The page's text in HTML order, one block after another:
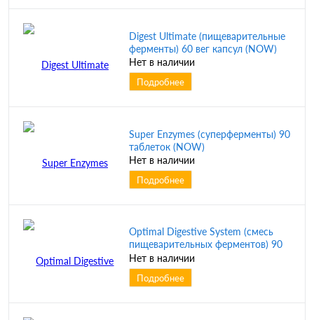
Digest Ultimate (пищеварительные
ферменты) 60 вег капсул (NOW)
Нет в наличии
Подробнее
Super Enzymes (суперферменты) 90
таблеток (NOW)
Нет в наличии
Подробнее
Optimal Digestive System (смесь
пищеварительных ферментов) 90
вег капсул (NOW)
Нет в наличии
Подробнее